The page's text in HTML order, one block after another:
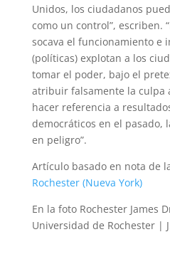
Unidos, los ciudadanos
como un control”, escriben.
socava el funcionamiento e
(políticas) explotan a los
tomar el poder, bajo el
atribuir falsamente la culpa
hacer referencia a
democráticos en el pasado,
en peligro”.
Artículo basado en nota de
Rochester (Nueva York)
En la foto Rochester James
Universidad de Rochester |